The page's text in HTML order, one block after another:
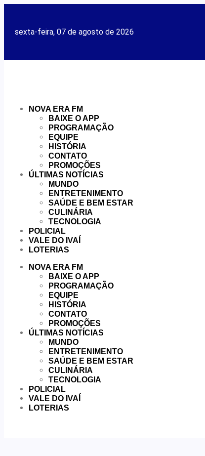
sexta-feira, 07 de agosto de 2026
NOVA ERA FM
BAIXE O APP
PROGRAMAÇÃO
EQUIPE
HISTÓRIA
CONTATO
PROMOÇÕES
ÚLTIMAS NOTÍCIAS
MUNDO
ENTRETENIMENTO
SAÚDE E BEM ESTAR
CULINÁRIA
TECNOLOGIA
POLICIAL
VALE DO IVAÍ
LOTERIAS
NOVA ERA FM
BAIXE O APP
PROGRAMAÇÃO
EQUIPE
HISTÓRIA
CONTATO
PROMOÇÕES
ÚLTIMAS NOTÍCIAS
MUNDO
ENTRETENIMENTO
SAÚDE E BEM ESTAR
CULINÁRIA
TECNOLOGIA
POLICIAL
VALE DO IVAÍ
LOTERIAS